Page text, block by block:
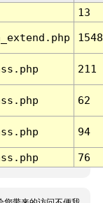
13
1548
211
62
94
76